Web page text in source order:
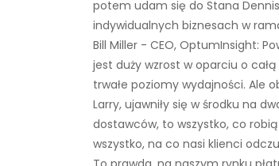
potem udam się do Stana
indywidualnych biznesach w
Bill Miller - CEO, OptumInsight:
jest duży wzrost w oparciu o
trwałe poziomy wydajności. Ale
Larry, ujawniły się w środku na
dostawców, to wszystko, co
wszystko, na co nasi klienci